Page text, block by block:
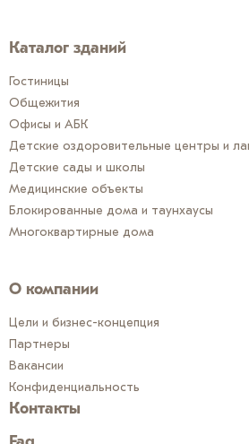
Каталог зданий
Гостиницы
Общежития
Офисы и АБК
Детские оздоровительные центры и
Детские сады и школы
Медицинские объекты
Блокированные дома и таунхаусы
Многоквартирные дома
О компании
Цели и бизнес-концепция
Партнеры
Вакансии
Конфиденциальность
Контакты